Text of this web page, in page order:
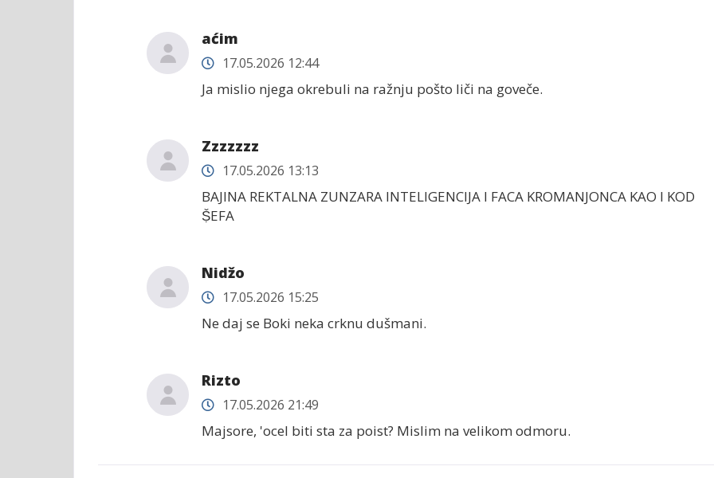
aćim
17.05.2026 12:44
Ja mislio njega okrebuli na ražnju pošto liči na goveče.
Zzzzzzz
17.05.2026 13:13
BAJINA REKTALNA ZUNZARA INTELIGENCIJA I FACA KROMANJONCA KAO I KOD
Ṣ̌EFA
Nidžo
17.05.2026 15:25
Ne daj se Boki neka crknu dušmani.
Rizto
17.05.2026 21:49
Majsore, 'ocel biti sta za poist? Mislim na velikom odmoru.